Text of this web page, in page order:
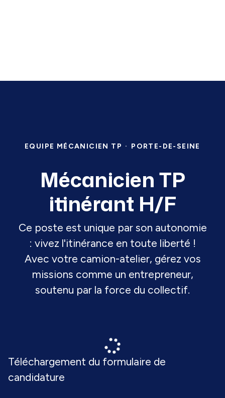
EQUIPE MÉCANICIEN TP · PORTE-DE-SEINE
Mécanicien TP
itinérant H/F
Ce poste est unique par son autonomie
: vivez l'itinérance en toute liberté !
Avec votre camion-atelier, gérez vos
missions comme un entrepreneur,
soutenu par la force du collectif.
Téléchargement du formulaire de
candidature